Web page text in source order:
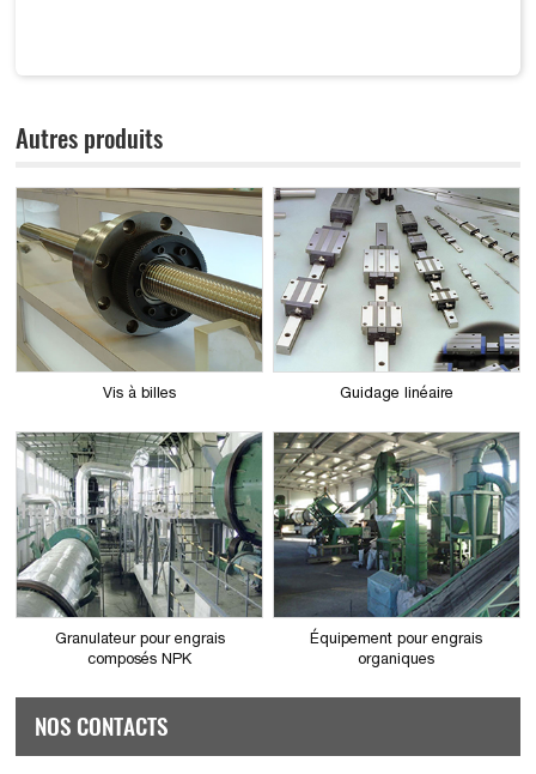
Autres produits
Vis à billes Guidage linéaire
Granulateur pour engrais
composés NPK
Équipement pour engrais
organiques
NOS CONTACTS